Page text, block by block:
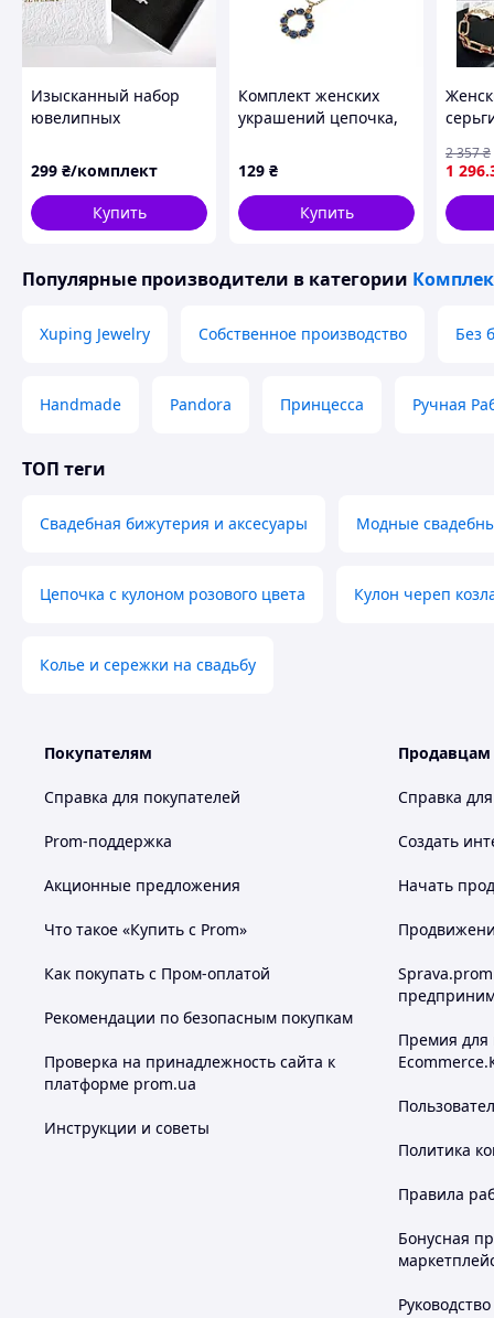
Изысканный набор
ювелипных
женщин и девушек:
серьги, кольца,
цепочка с подвеской
299 ₴/комплект
Купить
Комплект женских
украшений цепочка,
предмета, Голубой
бриллиант
129 ₴
Купить
1 296
2 357₴
Популярные производители в категории
Xuping Jewelry Собственное производство Без
Handmade Pandora Принцесса Ручная
ТОП теги
Свадебная бижутерия и аксесуары Модные
Цепочка с кулоном розового цвета Кулон череп
Колье и сережки на свадьбу
Покупателям
Справка для покупателей
Prom-поддержка
Акционные предложения
Что такое «Купить с Prom»
Как покупать с Пром-оплатой
Рекомендации по безопасным покупкам
Проверка на принадлежность сайта к
платформе prom.ua
Инструкции и советы
Продавцам
Справка
Создать
Начать
Премия для
Политика
Правила
Бонусная